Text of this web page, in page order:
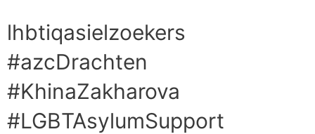
lhbtiqasielzoekers
#azcDrachten
#KhinaZakharova
#LGBTAsylumSupport